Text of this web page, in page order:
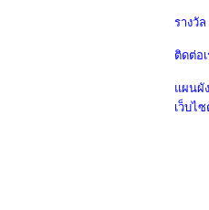
รางวัล
ติดต่อเ
แผนผั
เว็บไ